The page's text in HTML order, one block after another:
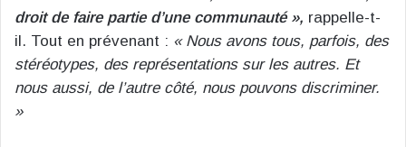
droit de faire partie d’une communauté », rappelle-t-
il. Tout en prévenant : « Nous avons tous, parfois, des
stéréotypes, des représentations sur les autres. Et
nous aussi, de l’autre côté, nous pouvons discriminer.
»